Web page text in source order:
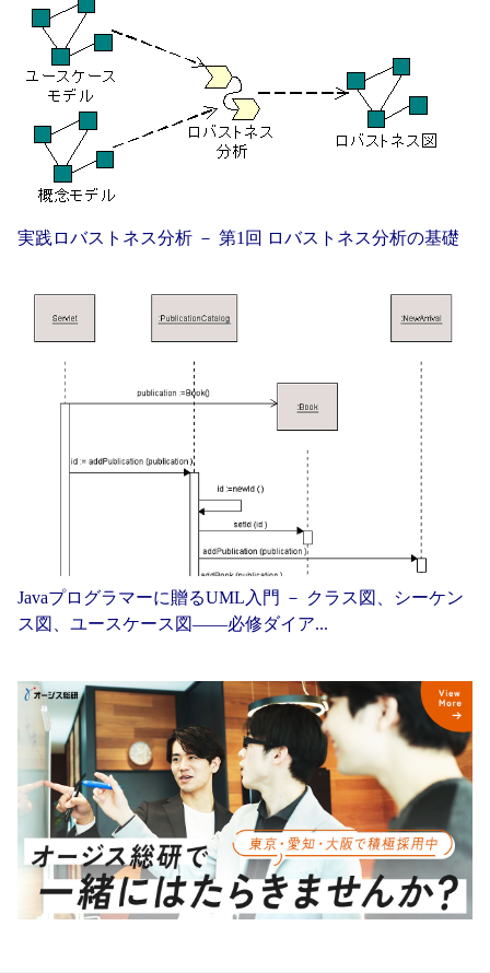
実践ロバストネス分析 － 第1回 ロバストネス分析の基礎
Javaプログラマーに贈るUML入門 － クラス図、シーケン
ス図、ユースケース図——必修ダイア...